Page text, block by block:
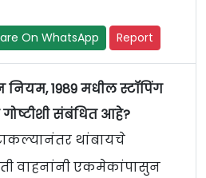
On WhatsApp Report
नियम, 1989 मधील स्टॉपिंग
संबंधित आहे?
थांबायचे
वाहनांनी एकमेकांपासुन